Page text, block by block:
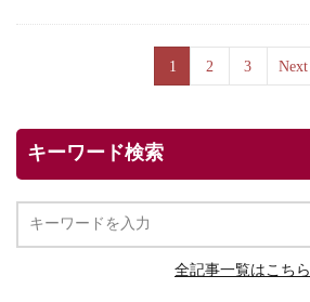
1 2 3 Next
キーワード検索
全記事一覧はこちら